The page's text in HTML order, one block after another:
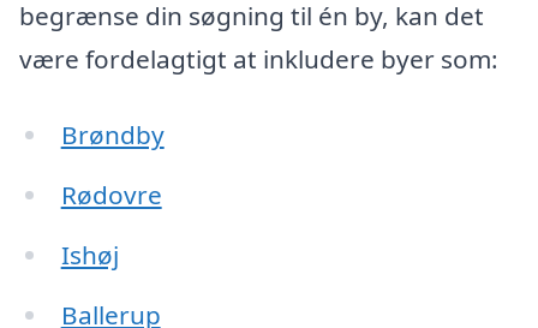
begrænse din søgning til én by, kan det
være fordelagtigt at inkludere byer som:
Brøndby
Rødovre
Ishøj
Ballerup